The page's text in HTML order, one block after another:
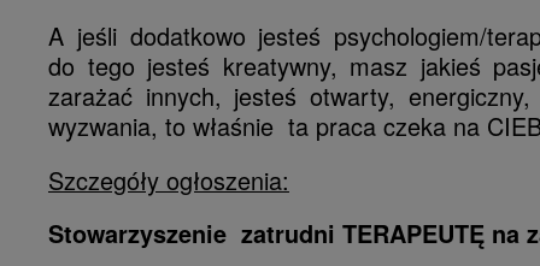
A jeśli dodatkowo jesteś psychologiem/
do tego jesteś kreatywny, masz jakieś
zarażać innych, jesteś otwarty,
wyzwania, to właśnie ta praca czeka na
Szczegóły ogłoszenia:
Stowarzyszenie zatrudni TERAPEUTĘ na